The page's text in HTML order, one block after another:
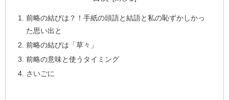
前略の結びは？！手紙の頭語と結語と私の恥ずかしかっ
た思い出と
前略の結びは「草々」
前略の意味と使うタイミング
さいごに